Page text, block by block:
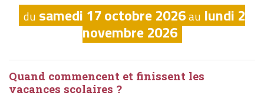
du samedi 17 octobre 2026au lundi 2
novembre 2026
Quand commencent et finissent les
vacances scolaires ?